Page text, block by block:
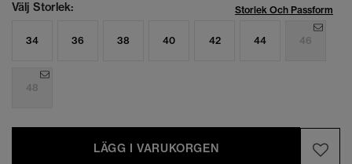
Välj Storlek: Storlek Och Passform
34 36 38 40 42 44 46
48
LÄGG I VARUKORGEN